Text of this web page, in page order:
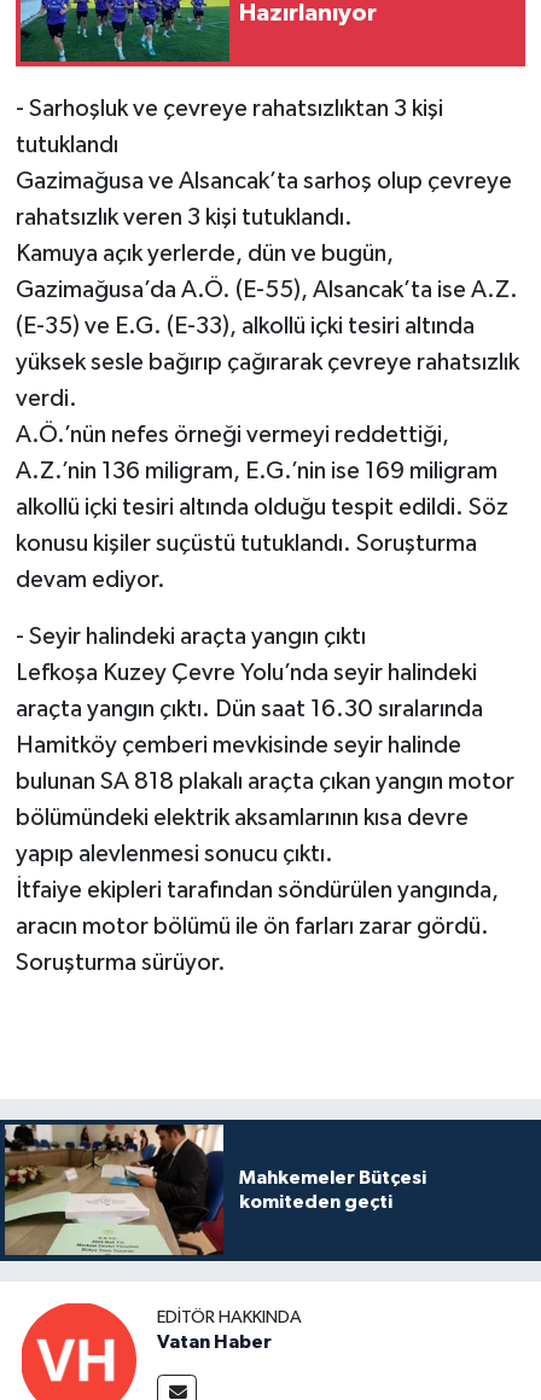
Hazırlanıyor
- Sarhoşluk ve çevreye rahatsızlıktan 3 kişi
tutuklandı
Gazimağusa ve Alsancak’ta sarhoş olup çevreye
rahatsızlık veren 3 kişi tutuklandı.
Kamuya açık yerlerde, dün ve bugün,
Gazimağusa’da A.Ö. (E-55), Alsancak’ta ise A.Z.
(E-35) ve E.G. (E-33), alkollü içki tesiri altında
yüksek sesle bağırıp çağırarak çevreye rahatsızlık
verdi.
A.Ö.’nün nefes örneği vermeyi reddettiği,
A.Z.’nin 136 miligram, E.G.’nin ise 169 miligram
alkollü içki tesiri altında olduğu tespit edildi. Söz
konusu kişiler suçüstü tutuklandı. Soruşturma
devam ediyor.
- Seyir halindeki araçta yangın çıktı
Lefkoşa Kuzey Çevre Yolu’nda seyir halindeki
araçta yangın çıktı. Dün saat 16.30 sıralarında
Hamitköy çemberi mevkisinde seyir halinde
bulunan SA 818 plakalı araçta çıkan yangın motor
bölümündeki elektrik aksamlarının kısa devre
yapıp alevlenmesi sonucu çıktı.
İtfaiye ekipleri tarafından söndürülen yangında,
aracın motor bölümü ile ön farları zarar gördü.
Soruşturma sürüyor.
Mahkemeler Bütçesi
komiteden geçti
EDITÖR HAKKINDA
Vatan Haber